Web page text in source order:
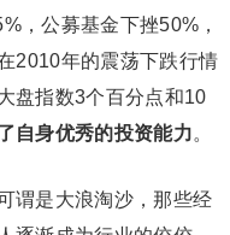
，公募基金下挫50%，
2010年的震荡下跌行情
盘指数3个百分点和10
自身优秀的投资能力。
谓是大浪淘沙，那些经